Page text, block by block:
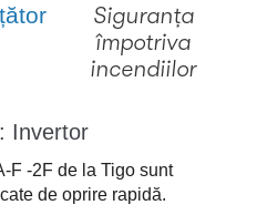
Siguranța
împotriva
incendiilor
Invertor
F -2F de la Tigo sunt
de oprire rapidă.